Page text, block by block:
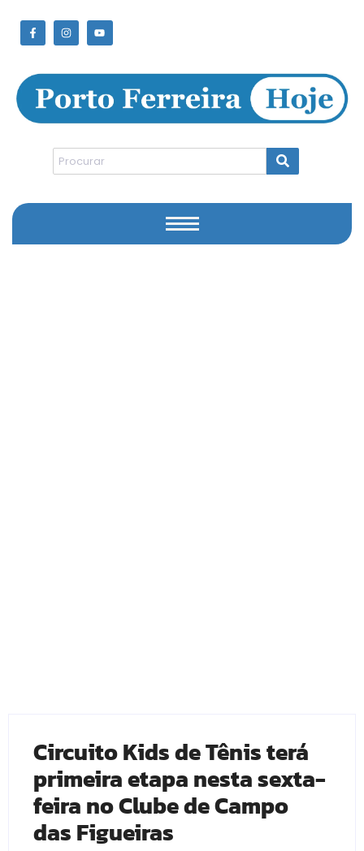
Circuito Kids de Tênis terá
primeira etapa nesta sexta-
feira no Clube de Campo
das Figueiras